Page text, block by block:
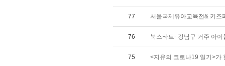
77 서울국제유아교육전& 키즈
76 북스타트- 강남구 거주 아
75 <지유의 코로나19 일기>가